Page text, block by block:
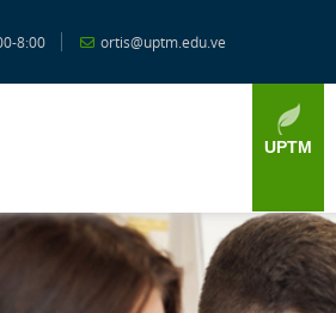
8:00 ortis@uptm.edu.ve
UPTM